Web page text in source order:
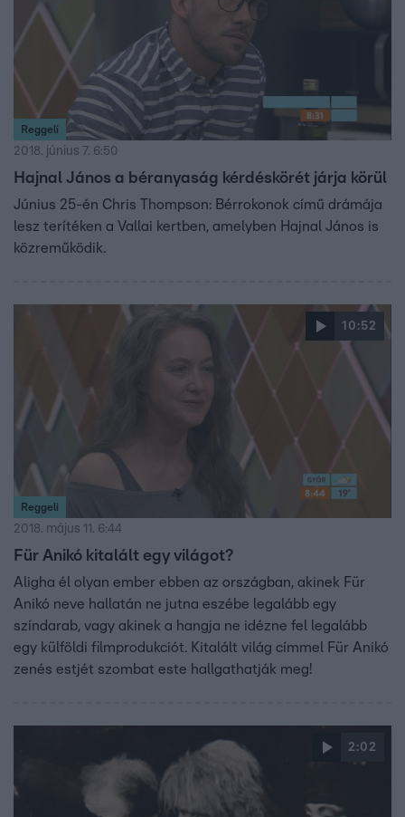
Reggeli
2018. június 7. 6:50
Hajnal János a béranyaság kérdéskörét járja körül
Június 25-én Chris Thompson: Bérrokonok című drámája
lesz terítéken a Vallai kertben, amelyben Hajnal János is
közreműködik.
10:52
Reggeli
2018. május 11. 6:44
Für Anikó kitalált egy világot?
Aligha él olyan ember ebben az országban, akinek Für
Anikó neve hallatán ne jutna eszébe legalább egy
színdarab, vagy akinek a hangja ne idézne fel legalább
egy külföldi filmprodukciót. Kitalált világ címmel Für Anikó
zenés estjét szombat este hallgathatják meg!
2:02